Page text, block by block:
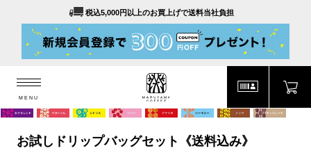
税込5,000円以上のお買上げで送料当社負担
MENU
MENU
お試しドリップバッグセット《送料込み》